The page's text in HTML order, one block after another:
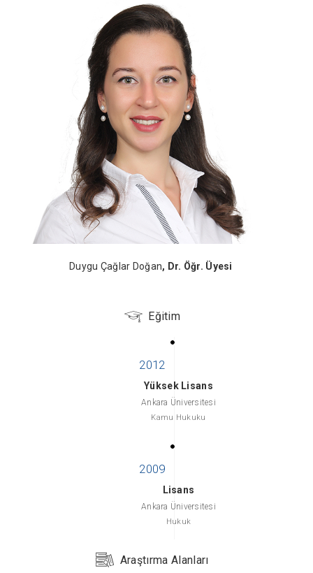
Duygu Çağlar Doğan, Dr. Öğr. Üyesi
Eğitim
Yüksek Lisans
Ankara Üniversitesi
Kamu Hukuku
Lisans
Ankara Üniversitesi
Hukuk
Araştırma Alanları